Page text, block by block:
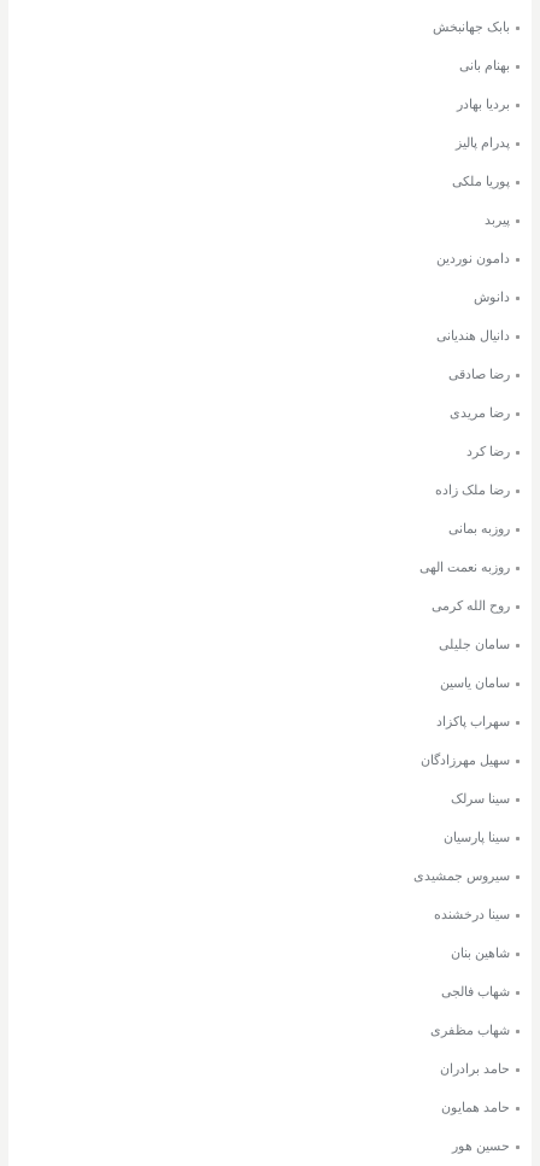
بابک جهانبخش
بهنام بانی
بردیا بهادر
پدرام پالیز
پوریا ملکی
پیربد
دامون نوردین
دانوش
دانیال هندیانی
رضا صادقی
رضا مریدی
رضا کرد
رضا ملک زاده
روزبه بمانی
روزبه نعمت الهی
روح الله کرمی
سامان جلیلی
سامان یاسین
سهراب پاکزاد
سهیل مهرزادگان
سینا سرلک
سینا پارسیان
سیروس جمشیدی
سینا درخشنده
شاهین بنان
شهاب فالجی
شهاب مظفری
حامد برادران
حامد همایون
حسین هور